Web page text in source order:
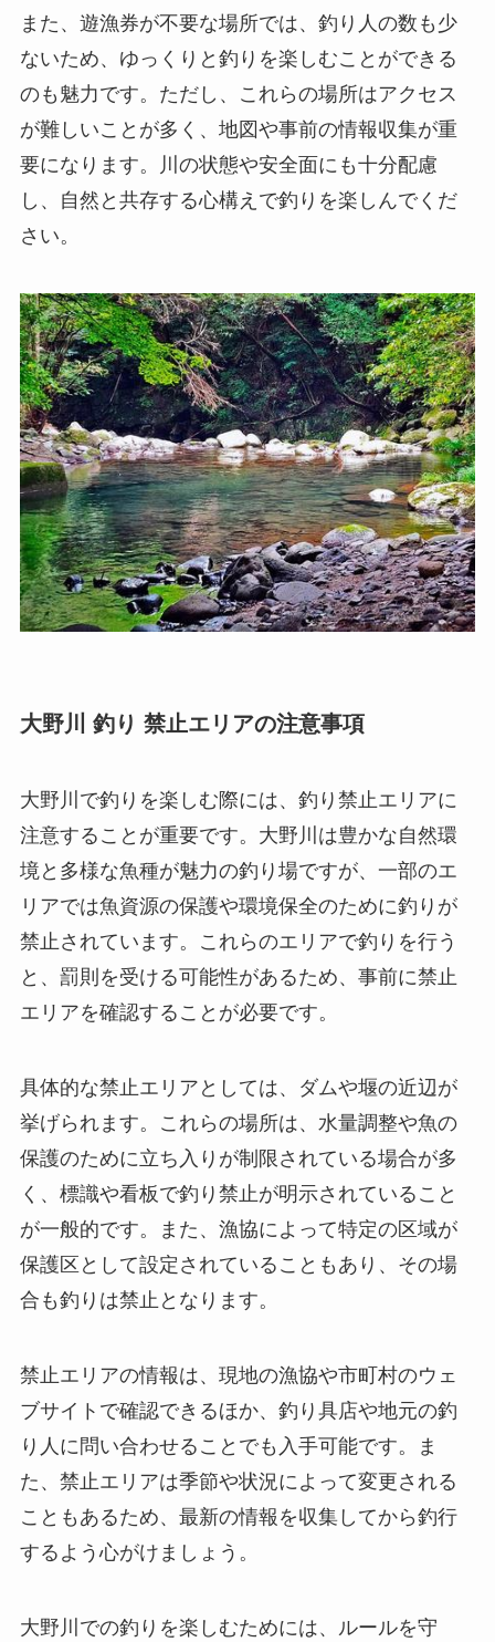
また、遊漁券が不要な場所では、釣り人の数も少
ないため、ゆっくりと釣りを楽しむことができる
のも魅力です。ただし、これらの場所はアクセス
が難しいことが多く、地図や事前の情報収集が重
要になります。川の状態や安全面にも十分配慮
し、自然と共存する心構えで釣りを楽しんでくだ
さい。
大野川 釣り 禁止エリアの注意事項
大野川で釣りを楽しむ際には、釣り禁止エリアに
注意することが重要です。大野川は豊かな自然環
境と多様な魚種が魅力の釣り場ですが、一部のエ
リアでは魚資源の保護や環境保全のために釣りが
禁止されています。これらのエリアで釣りを行う
と、罰則を受ける可能性があるため、事前に禁止
エリアを確認することが必要です。
具体的な禁止エリアとしては、ダムや堰の近辺が
挙げられます。これらの場所は、水量調整や魚の
保護のために立ち入りが制限されている場合が多
く、標識や看板で釣り禁止が明示されていること
が一般的です。また、漁協によって特定の区域が
保護区として設定されていることもあり、その場
合も釣りは禁止となります。
禁止エリアの情報は、現地の漁協や市町村のウェ
ブサイトで確認できるほか、釣り具店や地元の釣
り人に問い合わせることでも入手可能です。ま
た、禁止エリアは季節や状況によって変更される
こともあるため、最新の情報を収集してから釣行
するよう心がけましょう。
大野川での釣りを楽しむためには、ルールを守